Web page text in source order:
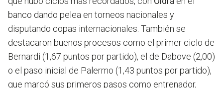
banco dando pelea en torneos nacionales y
disputando copas internacionales. También se
destacaron buenos procesos como el primer ciclo de
Bernardi (1,67 puntos por partido), el de Dabove (2,00)
o el paso inicial de Palermo (1,43 puntos por partido),
que marcó sus primeros pasos como entrenador,